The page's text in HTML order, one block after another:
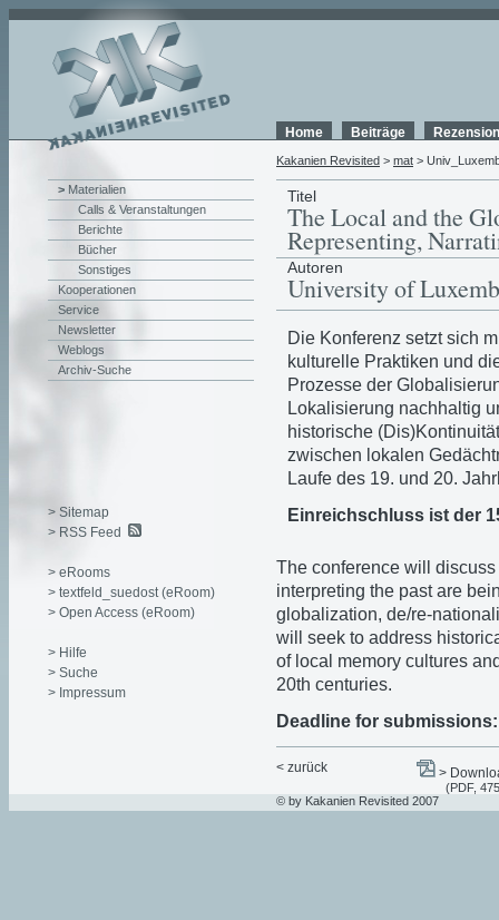
Home Beiträge
Kakanien Revisited > mat >
Titel
The Local and the
Representing,
Autoren
University of
Die Konferenz setzt sich
kulturelle Praktiken und
Prozesse der
Lokalisierung nachhaltig
historische
zwischen lokalen
Laufe des 19. und 20.
Einreichschluss ist der
The conference will
interpreting the past are
globalization, de/re-
will seek to address
of local memory cultures
20th centuries.
Deadline for
< zurück >
(PDF,
> Materialien
Calls & Veranstaltungen
Berichte
Bücher
Sonstiges
Kooperationen
Service
Newsletter
Weblogs
Archiv-Suche
> Sitemap
> RSS Feed
> eRooms
> textfeld_suedost (eRoom)
> Open Access (eRoom)
> Hilfe
> Suche
> Impressum
© by Kakanien Revisited 2007